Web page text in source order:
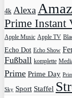
4k Alexa
Prime Instant
Apple Music Apple TV
Echo Dot Echo Show
Fußball komplette
Prime Prime Day
Sky Sport Staffel